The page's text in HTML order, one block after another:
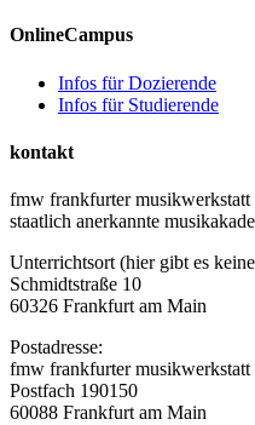
OnlineCampus
Infos für Dozierende
Infos für Studierende
kontakt
fmw frankfurter musikwerkstatt
staatlich anerkannte
Unterrichtsort (hier gibt es
Schmidtstraße 10
60326 Frankfurt am Main
Postadresse:
fmw frankfurter musikwerkstatt
Postfach 190150
60088 Frankfurt am Main